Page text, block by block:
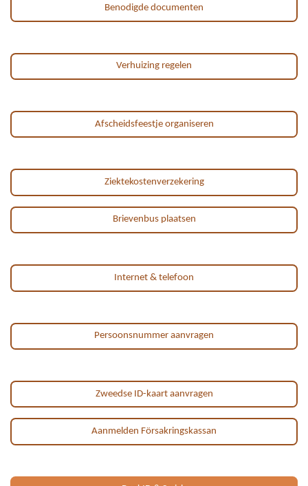
Benodigde documenten
Verhuizing regelen
Afscheidsfeestje organiseren
Ziektekostenverzekering
Brievenbus plaatsen
Internet & telefoon
Persoonsnummer aanvragen
Zweedse ID-kaart aanvragen
Aanmelden Försakringskassan